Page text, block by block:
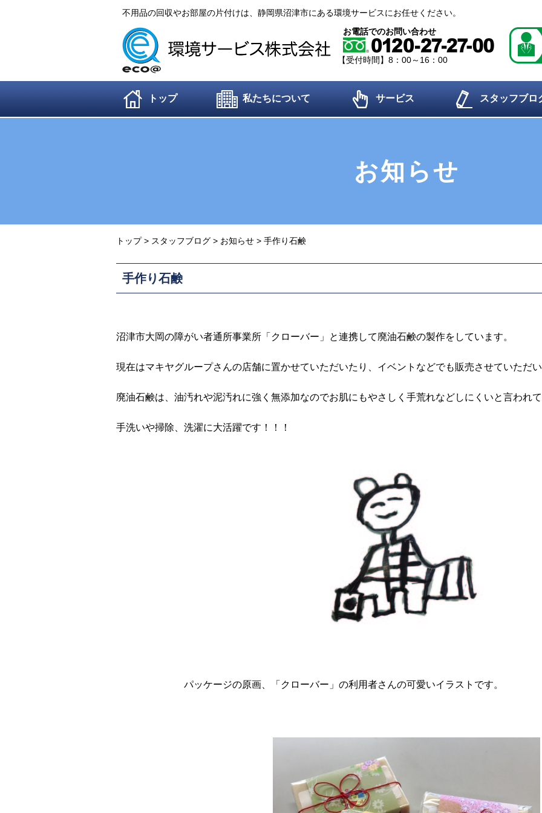
不用品の回収やお部屋の片付けは、静岡県沼津市にある環境サービスにお任せください。
お電話でのお問い合わせ
【受付時間】8：00～16：00
トップ 私たちについて サービス スタッフブロ
お知らせ
トップ> スタッフブログ > お知らせ > 手作り石鹸
手作り石鹸
沼津市大岡の障がい者通所事業所「クローバー」と連携して廃油石鹸の製作をしています。
現在はマキヤグループさんの店舗に置かせていただいたり、イベントなどでも販売させていただ
廃油石鹸は、油汚れや泥汚れに強く無添加なのでお肌にもやさしく手荒れなどしにくいと言われ
手洗いや掃除、洗濯に大活躍です！！！
パッケージの原画、「クローバー」の利用者さんの可愛いイラ